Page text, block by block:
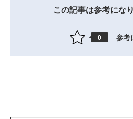
この記事は参考にな
0 参考